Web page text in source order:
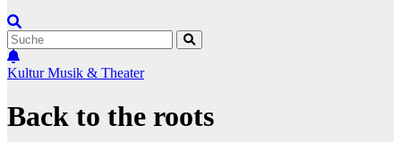
KulturMusik & Theater
Back to the roots